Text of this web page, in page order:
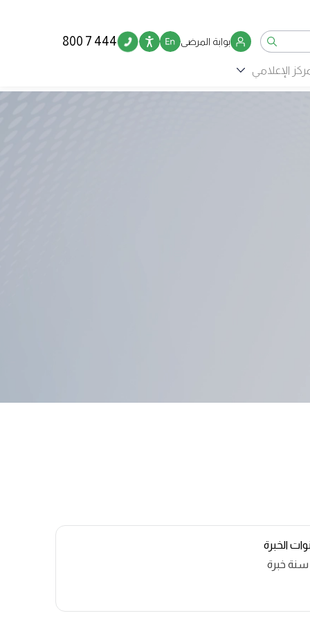
بوابة المرضى 800 7 444
الإعلامي
الخبرة